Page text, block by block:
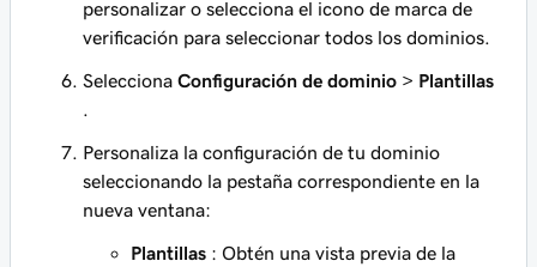
personalizar o selecciona el icono de marca de
verificación para seleccionar todos los dominios.
Selecciona Configuración de dominio > Plantillas
Personaliza la configuración de tu dominio
seleccionando la pestaña correspondiente en la
nueva ventana:
Plantillas : Obtén una vista previa de la